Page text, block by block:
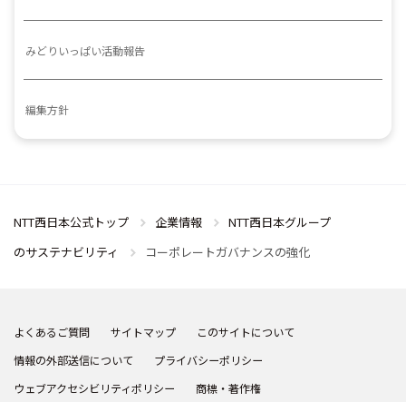
みどりいっぱい活動報告
編集方針
NTT西日本公式トップ 企業情報
NTT西日本グループ
のサステナビリティ
コーポレートガバナンスの強化
よくあるご質問 サイトマップ
このサイトについて
情報の外部送信について
プライバシーポリシー
ウェブアクセシビリティポリシー
商標・著作権